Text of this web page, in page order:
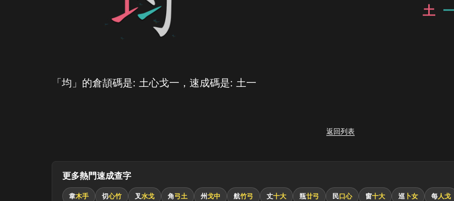
土
「均」的倉頡碼是: 土心戈一，速成碼是: 土一
返回列表
更多熱門速成查字
韋木手 切心竹 叉水戈 角弓土 州戈中 航竹弓 丈十大 瓶廿弓 民口心 窗十大 巡 卜女 每人戈